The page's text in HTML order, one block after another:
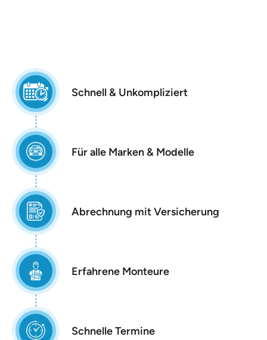
Schnell & Unkompliziert
Für alle Marken & Modelle
Abrechnung mit Versicherung
Erfahrene Monteure
Schnelle Termine